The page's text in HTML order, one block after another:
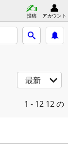
投稿 アカウント
最新
1 - 12 12 の